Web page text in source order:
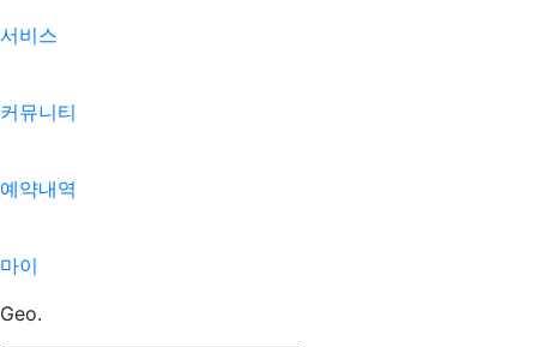
서비스
커뮤니티
예약내역
마이
Geo.